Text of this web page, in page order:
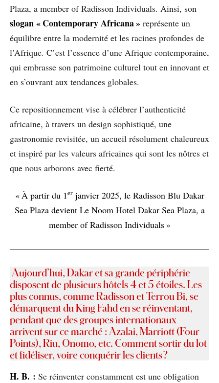
Plaza, a member of Radisson Individuals. Ainsi, son
slogan « Contemporary Africana » représente un
équilibre entre la modernité et les racines profondes de
l’Afrique. C’est l’essence d’une Afrique contemporaine,
qui embrasse son patrimoine culturel tout en innovant et
en s’ouvrant aux tendances globales.
Ce repositionnement vise à célébrer l’authenticité
africaine, à travers un design sophistiqué, une
gastronomie revisitée, un accueil résolument chaleureux
et inspiré par les valeurs africaines qui sont les nôtres et
que nous arborons avec fierté.
« À partir du 1erjanvier 2025, le Radisson Blu Dakar
Sea Plaza devient Le Noom Hotel Dakar Sea Plaza, a
member of Radisson Individuals »
Aujourd’hui, Dakar et sa grande périphérie
disposent de plusieurs hôtels 4 et 5 étoiles. Les
plus connus, comme Radisson et Terrou Bi, se
démarquent du King Fahd en se réinventant,
pendant que des groupes internationaux
arrivent sur ce marché : Azalai, Marriott (Four
Points), Riu, Onomo, etc. Comment sortir du lot
et fidéliser, voire conquérir les clients ?
H. B. : Se réinventer constamment est une obligation